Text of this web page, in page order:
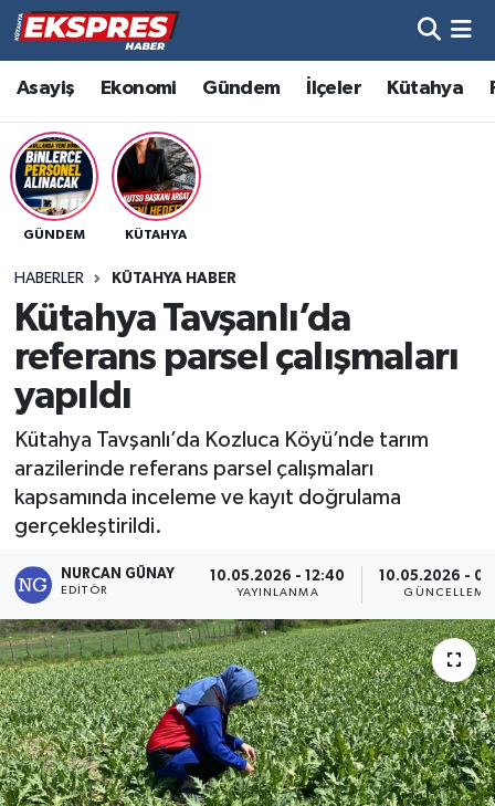
Asayiş Ekonomi Gündem İlçeler Kütahya
GÜNDEM KÜTAHYA
HABERLER KÜTAHYA HABER
Kütahya Tavşanlı’da
referans parsel çalışmaları
yapıldı
Kütahya Tavşanlı’da Kozluca Köyü’nde tarım
arazilerinde referans parsel çalışmaları
kapsamında inceleme ve kayıt doğrulama
gerçekleştirildi.
NURCAN GÜNAY
EDITÖR
10.05.2026 - 12:40
YAYINLANMA
10.05.2026 -
GÜNCELLEME
Altıntaş
Asayiş
Aslanapa
Bölge
Çavdarhisar
Dumlupınar
Dünya
Eğitim
Ekonomi
Emet
Foto Galeri
Hava Durumu
Trafik Durumu
Süper Lig Puan Durumu ve Fikstür
Son Dakika Haberleri
Haber Arşivi